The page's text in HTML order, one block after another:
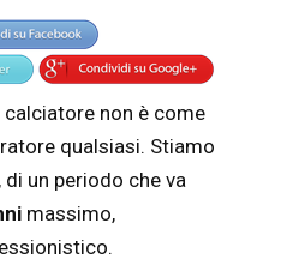
calciatore non è come
qualsiasi. Stiamo
un periodo che va
massimo,